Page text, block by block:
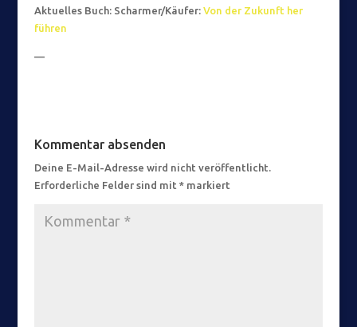
Aktuelles Buch: Scharmer/Käufer: Von der Zukunft her
führen
—
Kommentar absenden
Deine E-Mail-Adresse wird nicht veröffentlicht.
Erforderliche Felder sind mit *markiert